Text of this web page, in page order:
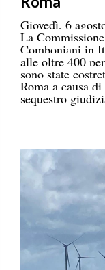
Giovedì, 6
La
Comboniani in
alle oltre 400
sono state
Roma a causa
sequestro